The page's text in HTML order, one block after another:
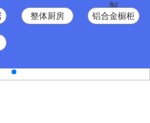
制
整体厨房 铝合金橱柜